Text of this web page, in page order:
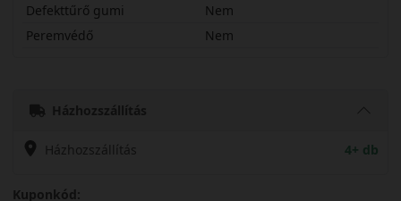
Defekttűrő gumi
Nem
Peremvédő
Nem
Házhozszállítás
Házhozszállítás 4+ db
Kuponkód: